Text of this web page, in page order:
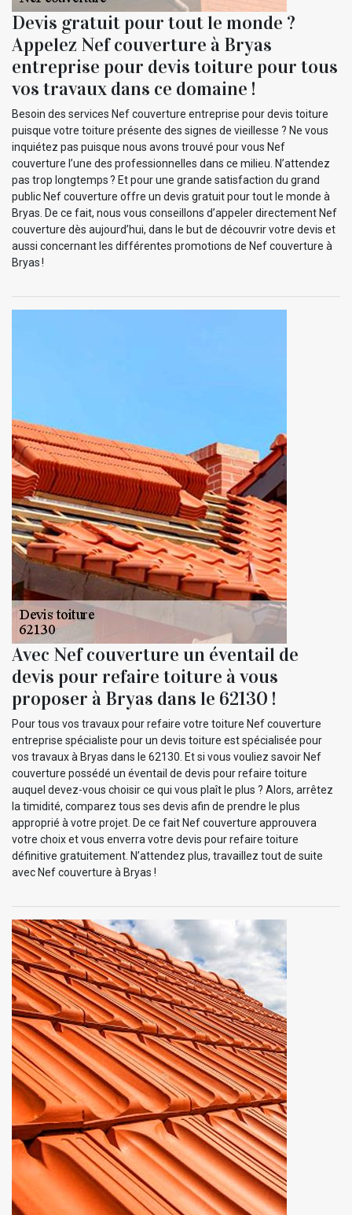
Devis gratuit pour tout le monde ?
Appelez Nef couverture à Bryas
entreprise pour devis toiture pour tous
vos travaux dans ce domaine !
Besoin des services Nef couverture entreprise pour devis toiture
puisque votre toiture présente des signes de vieillesse ? Ne vous
inquiétez pas puisque nous avons trouvé pour vous Nef
couverture l’une des professionnelles dans ce milieu. N’attendez
pas trop longtemps ? Et pour une grande satisfaction du grand
public Nef couverture offre un devis gratuit pour tout le monde à
Bryas. De ce fait, nous vous conseillons d’appeler directement Nef
couverture dès aujourd’hui, dans le but de découvrir votre devis et
aussi concernant les différentes promotions de Nef couverture à
Bryas !
Avec Nef couverture un éventail de
devis pour refaire toiture à vous
proposer à Bryas dans le 62130 !
Pour tous vos travaux pour refaire votre toiture Nef couverture
entreprise spécialiste pour un devis toiture est spécialisée pour
vos travaux à Bryas dans le 62130. Et si vous vouliez savoir Nef
couverture possédé un éventail de devis pour refaire toiture
auquel devez-vous choisir ce qui vous plaît le plus ? Alors, arrêtez
la timidité, comparez tous ses devis afin de prendre le plus
approprié à votre projet. De ce fait Nef couverture approuvera
votre choix et vous enverra votre devis pour refaire toiture
définitive gratuitement. N’attendez plus, travaillez tout de suite
avec Nef couverture à Bryas !